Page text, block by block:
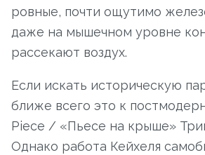
ровные, почти ощутимо
даже на мышечном уровне
рассекают воздух.
Если искать историческую
ближе всего это к
Piece / «Пьесе на крыше»
Однако работа Кейхеля